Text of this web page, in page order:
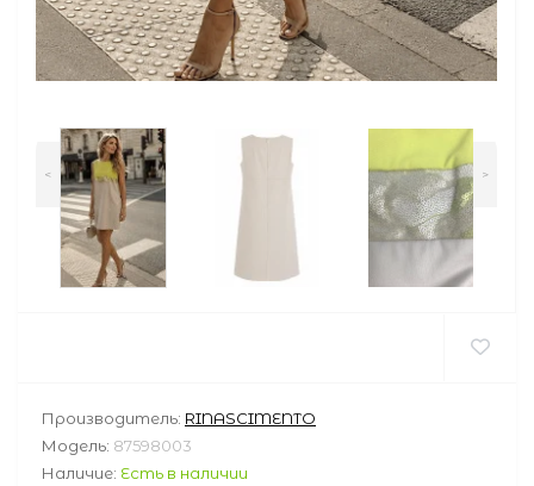
< >
Производитель: RINASCIMENTO
Модель: 87598003
Наличие: Есть в наличии